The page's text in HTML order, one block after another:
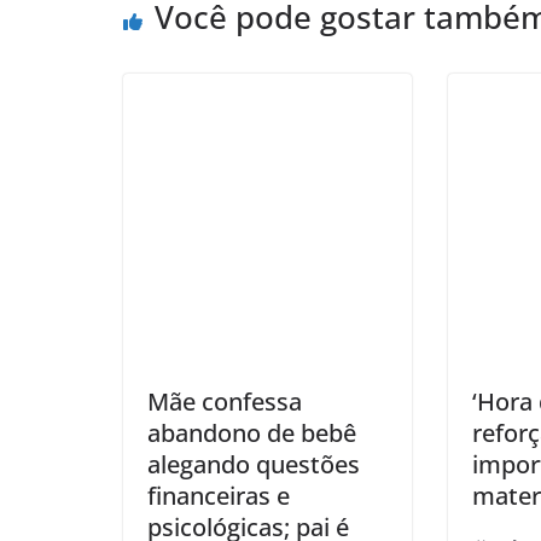
Você pode gostar
Mãe confessa
abandono de bebê
alegando questões
financeiras e
psicológicas; pai é